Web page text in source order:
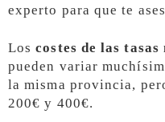
experto para que te
Loscostes de las
pueden variar
la misma provincia,
200€ y 400€.